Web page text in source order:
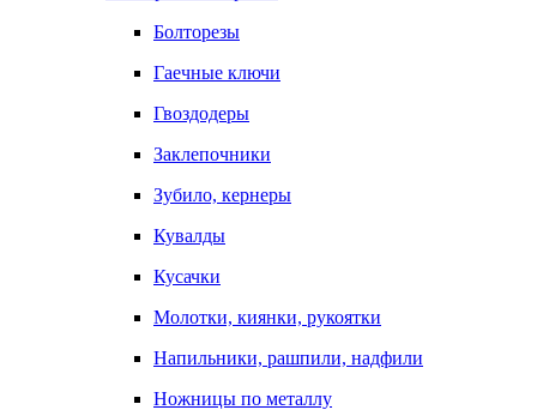
Болторезы
Гаечные ключи
Гвоздодеры
Заклепочники
Зубило, кернеры
Кувалды
Кусачки
Молотки, киянки, рукоятки
Напильники, рашпили, надфили
Ножницы по металлу